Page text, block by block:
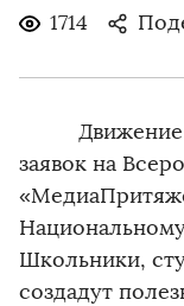
1714
Движение
заявок на
Школьники,
создадут